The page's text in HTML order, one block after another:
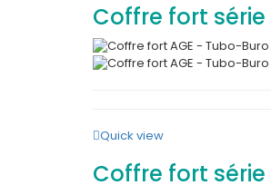
Coffre fort série
Quick view
Coffre fort série